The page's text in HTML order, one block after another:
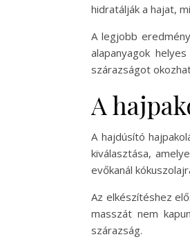
hidratálják a hajat,
A legjobb
alapanyagok
szárazságot
A
A hajdúsító
kiválasztása,
evőkanál
Az elkészítéshez
masszát nem
szárazság.